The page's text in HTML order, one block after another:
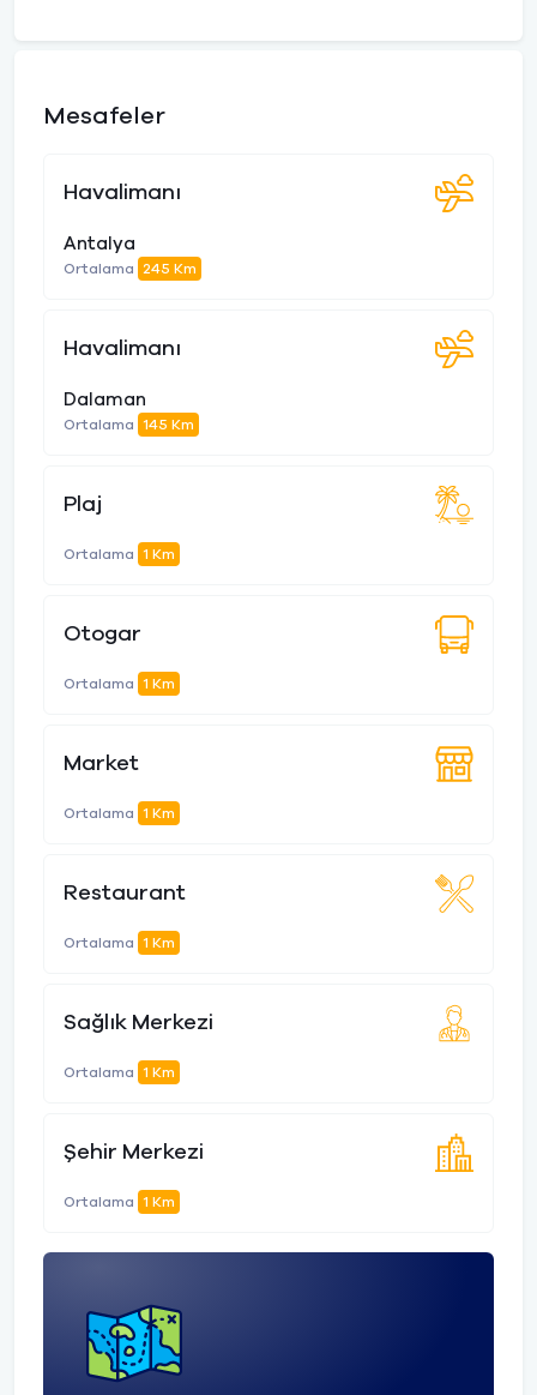
Mesafeler
Havalimanı
Antalya
Ortalama 245 Km
Havalimanı
Dalaman
Ortalama 145 Km
Plaj
Ortalama 1 Km
Otogar
Ortalama 1 Km
Market
Ortalama 1 Km
Restaurant
Ortalama 1 Km
Sağlık Merkezi
Ortalama 1 Km
Şehir Merkezi
Ortalama 1 Km